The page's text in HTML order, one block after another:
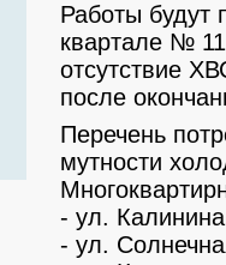
Работы будут
квартале №
отсутствие
после
Перечень
мутности
- ул.
- ул.